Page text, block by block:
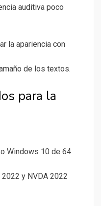
auditiva poco
la apariencia con
de los textos.
para la
Windows 10 de 64
y NVDA 2022